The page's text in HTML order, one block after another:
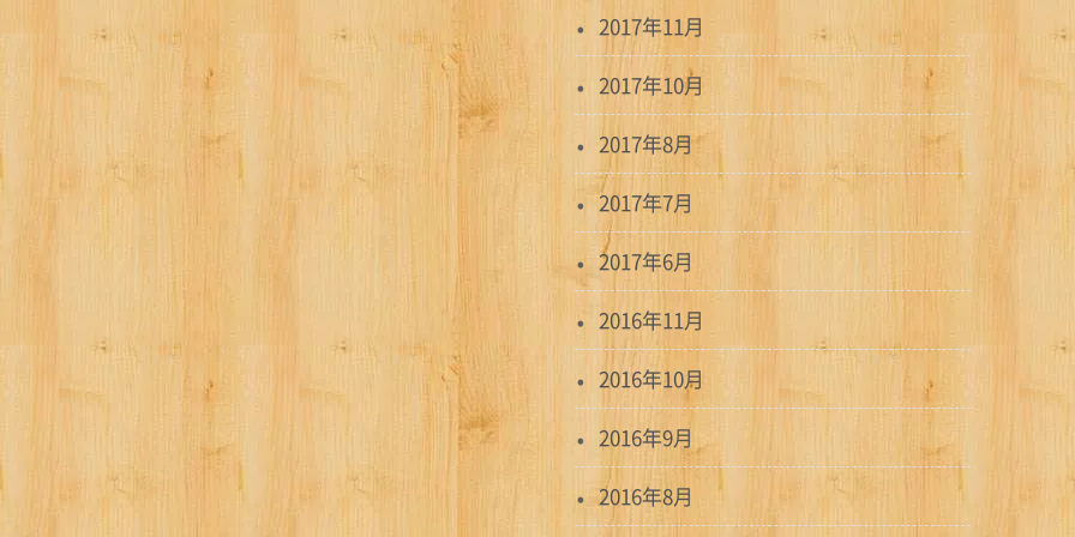
2017年11月
2017年10月
2017年8月
2017年7月
2017年6月
2016年11月
2016年10月
2016年9月
2016年8月